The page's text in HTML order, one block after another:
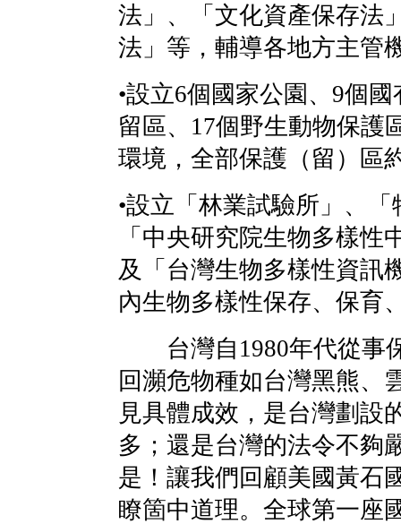
法」、「文化資產保存法
法」等，輔導各地方主管
•設立6個國家公園、9個
留區、17個野生動物保護
環境，全部保護（留）區
•設立「林業試驗所」、
「中央研究院生物多樣
及「台灣生物多樣性資訊
內生物多樣性保存、保育
台灣自1980年代從事
回瀕危物種如台灣黑熊、
見具體成效，是台灣劃設
多；還是台灣的法令不夠
是！讓我們回顧美國黃石
瞭箇中道理。全球第一